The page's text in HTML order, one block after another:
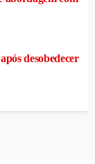
desobedecer